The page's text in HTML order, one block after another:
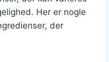
Her er nogle
der